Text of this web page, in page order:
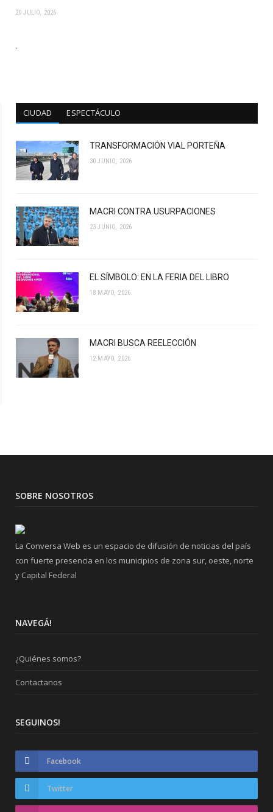
20 JULIO, 2026
.
CIUDAD ESPECTÁCULO
TRANSFORMACIÓN VIAL PORTEÑA
30 JUNIO, 2026
MACRI CONTRA USURPACIONES
23 JUNIO, 2026
EL SÍMBOLO: EN LA FERIA DEL LIBRO
18 MAYO, 2026
MACRI BUSCA REELECCIÓN
12 MAYO, 2026
SOBRE NOSOTROS
La Conversa Web es un espacio de difusión de noticias del país
con fuerte presencia en los municipios de zona sur, oeste, norte
y Capital Federal
NAVEGÁ!
¿Quiénes somos?
Contactanos
SEGUINOS!
Facebook
Twitter